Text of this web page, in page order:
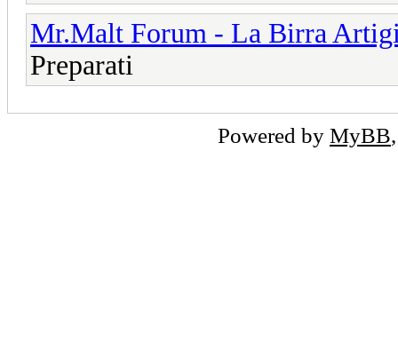
Mr.Malt Forum - La Birra
Preparati
Powered by MyBB